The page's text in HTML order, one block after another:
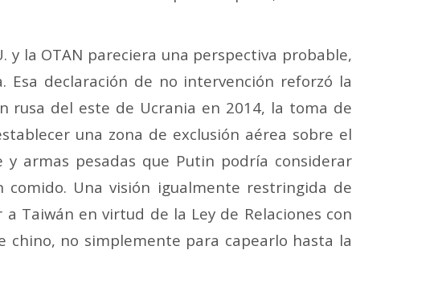
la OTAN pareciera una perspectiva probable,
declaración de no intervención reforzó la
rusa del este de Ucrania en 2014, la toma de
una zona de exclusión aérea sobre el
armas pesadas que Putin podría considerar
Una visión igualmente restringida de
Taiwán en virtud de la Ley de Relaciones con
chino, no simplemente para capearlo hasta la